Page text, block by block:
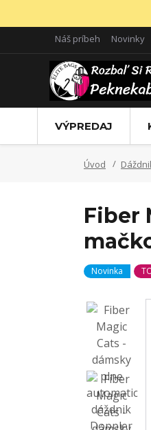
Náš príbeh Novinky
VÝPREDAJ
Úvod
Fiber
Novinka